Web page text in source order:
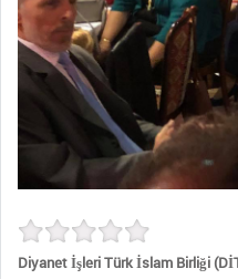
Diyanet İşleri Türk İslam Birliği